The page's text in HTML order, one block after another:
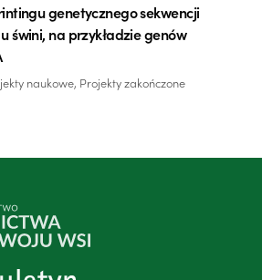
genetycznego sekwencji
świni, na przykładzie genów
naukowe, Projekty zakończone